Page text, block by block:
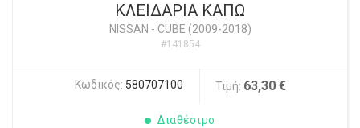
ΚΛΕΙΔΑΡΙΑ ΚΑΠΩ
NISSAN - CUBE (2009-2018)
#141854
Κωδικός: 580707100 Τιμή: 63,30 €
Διαθέσιμο